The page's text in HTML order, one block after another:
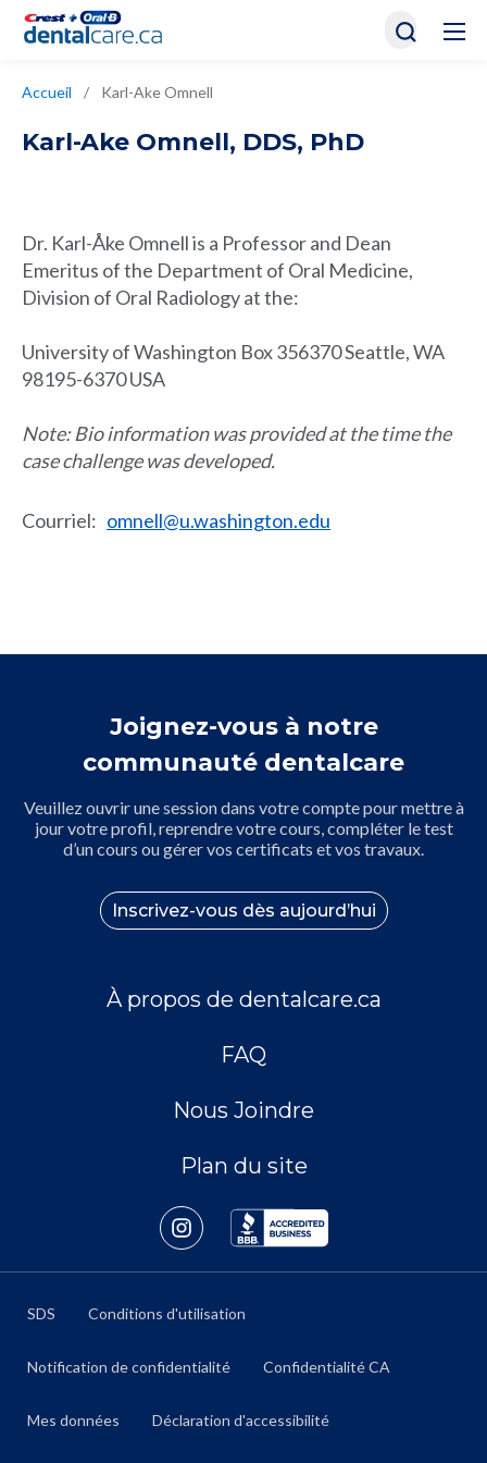
Accueil / Karl-Ake Omnell
Karl-Ake Omnell, DDS, PhD
Dr. Karl-Åke Omnell is a Professor and Dean
Emeritus of the Department of Oral Medicine,
Division of Oral Radiology at the:
University of Washington Box 356370 Seattle, WA
98195-6370 USA
Note: Bio information was provided at the time the
case challenge was developed.
Courriel: omnell@u.washington.edu
Joignez-vous à notre
communauté dentalcare
Veuillez ouvrir une session dans votre compte pour mettre à
jour votre profil, reprendre votre cours, compléter le test
d’un cours ou gérer vos certificats et vos travaux.
Inscrivez-vous dès aujourd’hui
À propos de dentalcare.ca
FAQ
Nous Joindre
Plan du site
SDS Conditions d'utilisation
Notification de confidentialité Confidentialité CA
Mes données Déclaration d'accessibilité